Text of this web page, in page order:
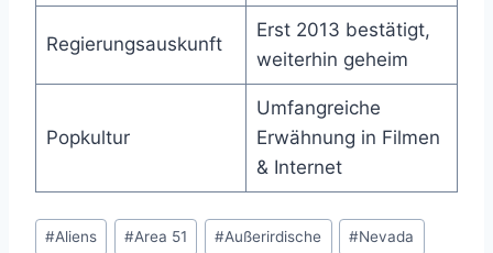
Regierungsauskunft
Erst 2013 bestätigt,
weiterhin geheim
Popkultur
Umfangreiche
Erwähnung in Filmen
& Internet
Schlagworte:
#Aliens #Area 51 #Außerirdische #Nevada